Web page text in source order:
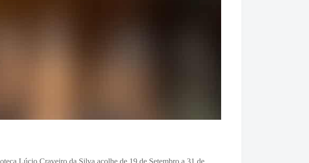
Lúcio Craveiro da Silva acolhe de 19 de Setembro a 31 de